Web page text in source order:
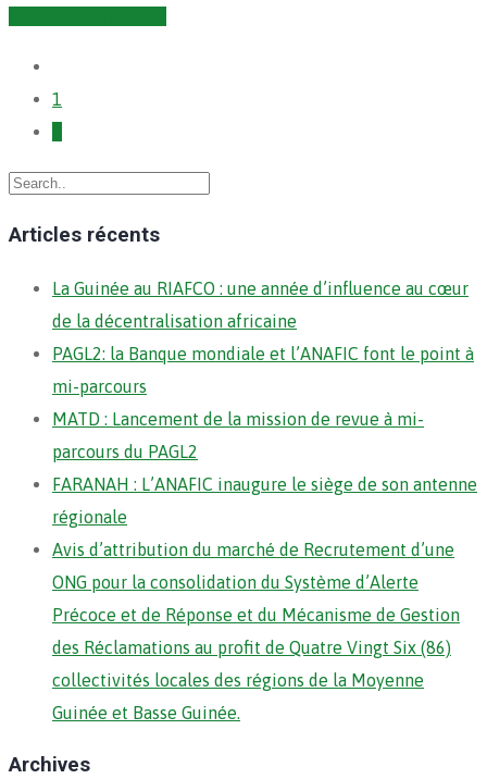
1
Articles récents
La Guinée au RIAFCO : une année d’influence au cœur
de la décentralisation africaine
PAGL2: la Banque mondiale et l’ANAFIC font le point à
mi-parcours
MATD : Lancement de la mission de revue à mi-
parcours du PAGL2
FARANAH : L’ANAFIC inaugure le siège de son antenne
régionale
Avis d’attribution du marché de Recrutement d’une
ONG pour la consolidation du Système d’Alerte
Précoce et de Réponse et du Mécanisme de Gestion
des Réclamations au profit de Quatre Vingt Six (86)
collectivités locales des régions de la Moyenne
Guinée et Basse Guinée.
Archives